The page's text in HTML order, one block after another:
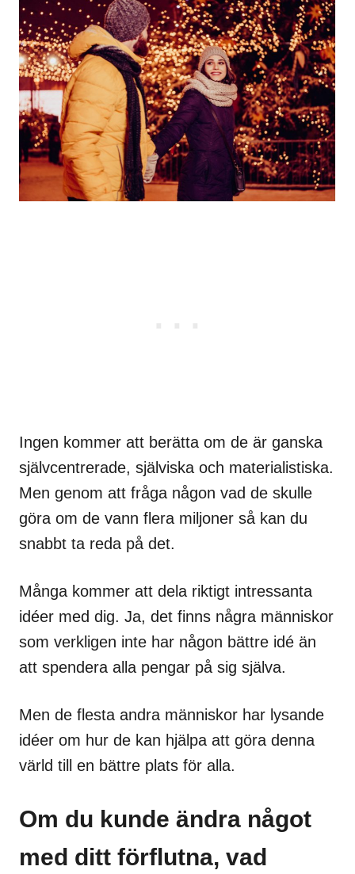
Ingen kommer att berätta om de är ganska
självcentrerade, själviska och materialistiska.
Men genom att fråga någon vad de skulle
göra om de vann flera miljoner så kan du
snabbt ta reda på det.
Många kommer att dela riktigt intressanta
idéer med dig. Ja, det finns några människor
som verkligen inte har någon bättre idé än
att spendera alla pengar på sig själva.
Men de flesta andra människor har lysande
idéer om hur de kan hjälpa att göra denna
värld till en bättre plats för alla.
Om du kunde ändra något
med ditt förflutna, vad